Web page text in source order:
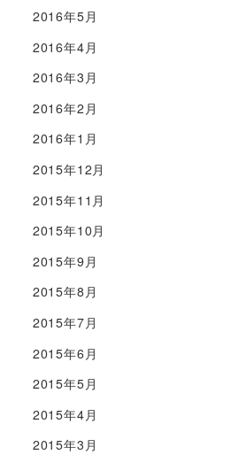
2016年5月
2016年4月
2016年3月
2016年2月
2016年1月
2015年12月
2015年11月
2015年10月
2015年9月
2015年8月
2015年7月
2015年6月
2015年5月
2015年4月
2015年3月